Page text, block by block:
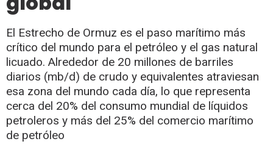
El Estrecho de Ormuz es el paso marítimo más
crítico del mundo para el petróleo y el gas natural
licuado. Alrededor de 20 millones de barriles
diarios (mb/d) de crudo y equivalentes atraviesan
esa zona del mundo cada día, lo que representa
cerca del 20% del consumo mundial de líquidos
petroleros y más del 25% del comercio marítimo
de petróleo